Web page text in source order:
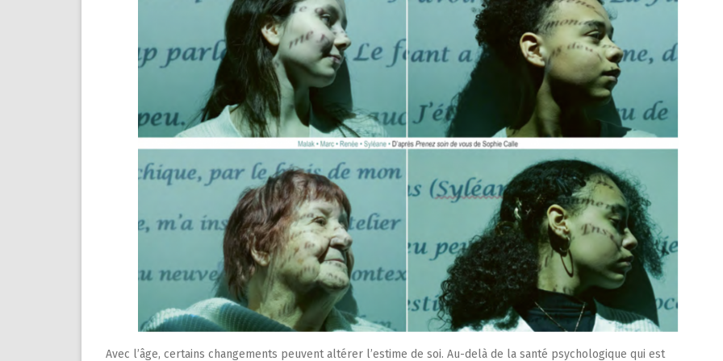
Avec l’âge, certains changements peuvent altérer l’estime de soi. Au-delà de la santé psychologique qui est